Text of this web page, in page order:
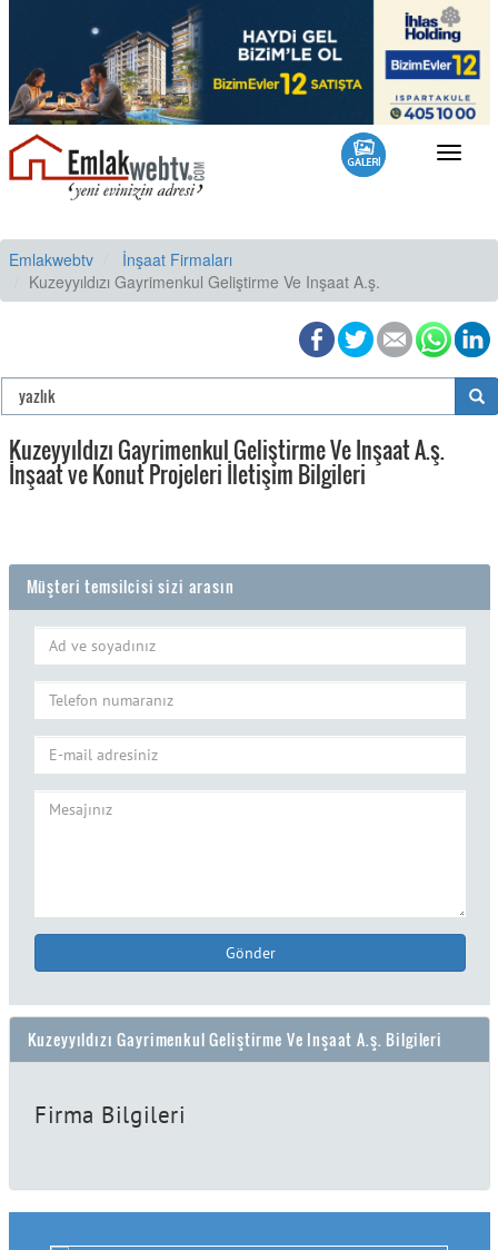
Toggle
Emlakwebtv
İnşaat Firmaları
Kuzeyyıldızı Gayrimenkul Geliştirme Ve Inşaat A.ş.
Kuzeyyıldızı Gayrimenkul Geliştirme Ve Inşaat A.ş.
İnşaat ve Konut Projeleri İletişim Bilgileri
Müşteri temsilcisi sizi arasın
Gönder
Kuzeyyıldızı Gayrimenkul Geliştirme Ve Inşaat A.ş. Bilgileri
Firma Bilgileri